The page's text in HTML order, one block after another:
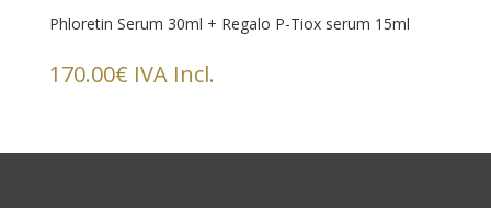
Phloretin Serum 30ml + Regalo P-Tiox serum 15ml
170.00€ IVA Incl.